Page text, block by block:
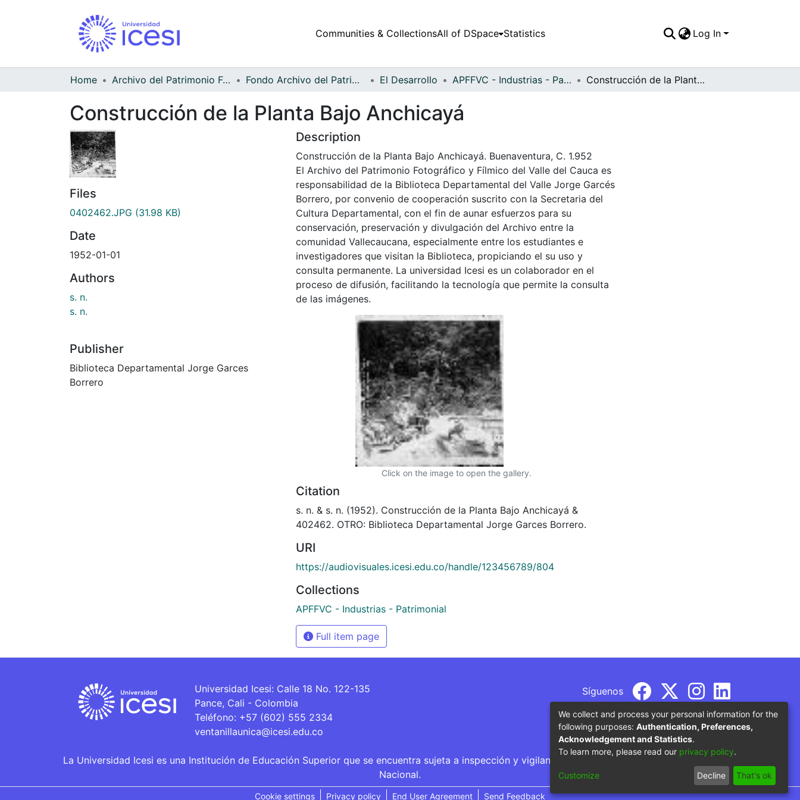
Communities & CollectionsAll of DSpace Statistics Log In
Home Archivo del Patrimonio Fotográfico y Fílmico del Valle del Cauca Fondo Archivo del Patrimonio Fotográfico y Fílmico del Valle del Cauca El Desarrollo APFFVC - Industrias - Patrimonial Construcción de la Planta Bajo Anchicayá
Construcción de la Planta Bajo Anchicayá
Files
0402462.JPG (31.98 KB)
Date
1952-01-01
Authors
s. n.
s. n.
Publisher
Biblioteca Departamental Jorge Garces
Borrero
Description
Construcción de la Planta Bajo Anchicayá. Buenaventura, C. 1.952
El Archivo del Patrimonio Fotográfico y Fílmico del Valle del Cauca es
responsabilidad de la Biblioteca Departamental del Valle Jorge Garcés
Borrero, por convenio de cooperación suscrito con la Secretaria del
Cultura Departamental, con el fin de aunar esfuerzos para su
conservación, preservación y divulgación del Archivo entre la
comunidad Vallecaucana, especialmente entre los estudiantes e
investigadores que visitan la Biblioteca, propiciando el su uso y
consulta permanente. La universidad Icesi es un colaborador en el
proceso de difusión, facilitando la tecnología que permite la consulta
de las imágenes.
Click on the image to open the gallery.
Citation
s. n. & s. n. (1952). Construcción de la Planta Bajo Anchicayá &
402462. OTRO: Biblioteca Departamental Jorge Garces Borrero.
URI
https://audiovisuales.icesi.edu.co/handle/123456789/804
Collections
APFFVC - Industrias - Patrimonial
Full item page
Universidad Icesi: Calle 18 No. 122-135
Pance, Cali - Colombia
Teléfono: +57 (602) 555 2334
ventanillaunica@icesi.edu.co
Síguenos
La Universidad Icesi es una Institución de Educación Superior que se encuentra sujeta a inspección y vigilancia por parte del Ministerio de Educación
Nacional.
Cookie settings Privacy policy End User Agreement Send Feedback
We collect and process your personal information for the
following purposes: Authentication, Preferences,
Acknowledgement and Statistics.
To learn more, please read our privacy policy.
Customize Decline That's ok